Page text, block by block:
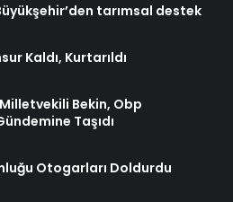
tarımsal destek
Kaldı, Kurtarıldı
Bekin, Obp
Taşıdı
Otogarları Doldurdu